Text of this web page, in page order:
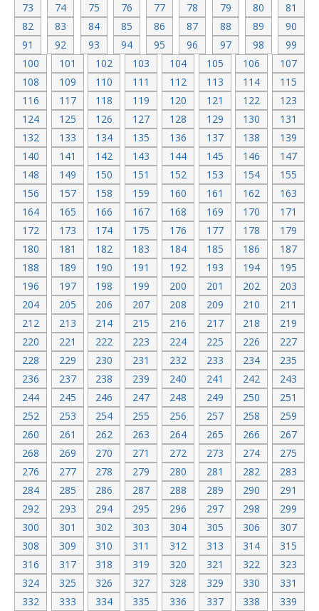
73
74 75 76 77 78 79 80
81
82
83 84 85 86 87 88 89
90
91
92 93 94 95 96 97 98
99
100
101 102 103 104 105 106
107
108
109 110 111 112 113 114
115
116
117 118 119 120 121 122
123
124
125 126 127 128 129 130
131
132
133 134 135 136 137 138
139
140
141 142 143 144 145 146
147
148
149 150 151 152 153 154
155
156
157 158 159 160 161 162
163
164
165 166 167 168 169 170
171
172
173 174 175 176 177 178
179
180
181 182 183 184 185 186
187
188
189 190 191 192 193 194
195
196
197 198 199 200 201 202
203
204
205 206 207 208 209 210
211
212
213 214 215 216 217 218
219
220
221 222 223 224 225 226
227
228
229 230 231 232 233 234
235
236
237 238 239 240 241 242
243
244
245 246 247 248 249 250
251
252
253 254 255 256 257 258
259
260
261 262 263 264 265 266
267
268
269 270 271 272 273 274
275
276
277 278 279 280 281 282
283
284
285 286 287 288 289 290
291
292
293 294 295 296 297 298
299
300
301 302 303 304 305 306
307
308
309 310 311 312 313 314
315
316
317 318 319 320 321 322
323
324
325 326 327 328 329 330
331
332
333 334 335 336 337 338 339